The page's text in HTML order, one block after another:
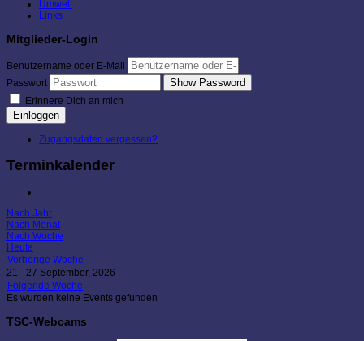
Umwelt
Links
Mitglieder-Login
Benutzername oder E-Mail
Passwort
Show Password
Erinnere Dich an mich
Einloggen
Zugangsdaten vergessen?
Terminkalender
Nach Jahr
Nach Monat
Nach Woche
Heute
Vorherige Woche
21 - 27 September, 2026
Folgende Woche
Es wurden keine Events gefunden
TSC-Webcams